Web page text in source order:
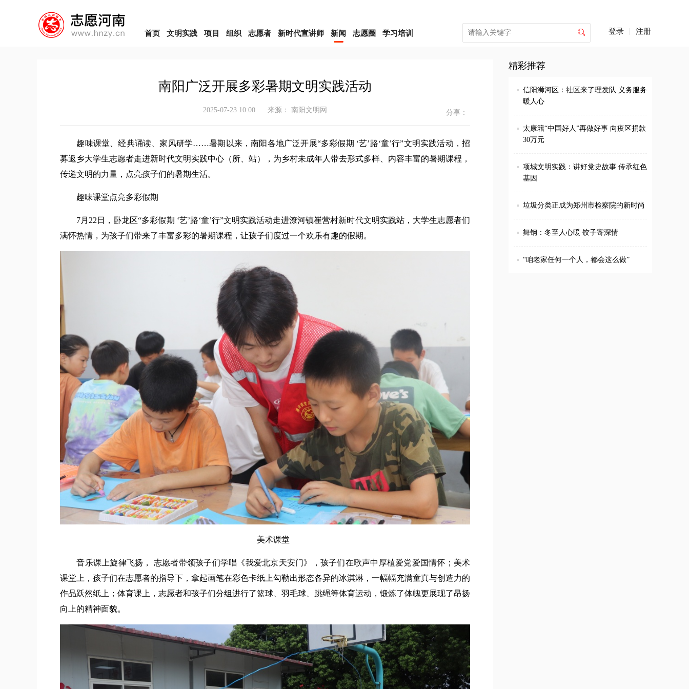
首页 文明实践 项目 组织 志愿者 新时代宣讲师 新闻 志愿圈 学习培训 注册
登录

南阳广泛开展多彩暑期文明实践活动
2025-07-23 10:00 来源： 南阳文明网 分享：
趣味课堂、经典诵读、家风研学……暑期以来，南阳各地广泛开展“多彩假期 ‘艺’路‘童’行”文明实践活动，招
募返乡大学生志愿者走进新时代文明实践中心（所、站），为乡村未成年人带去形式多样、内容丰富的暑期课程，
传递文明的力量，点亮孩子们的暑期生活。
趣味课堂点亮多彩假期
7月22日，卧龙区“多彩假期 ‘艺’路‘童’行”文明实践活动走进潦河镇崔营村新时代文明实践站，大学生志愿者们
满怀热情，为孩子们带来了丰富多彩的暑期课程，让孩子们度过一个欢乐有趣的假期。
美术课堂
音乐课上旋律飞扬， 志愿者带领孩子们学唱《我爱北京天安门》，孩子们在歌声中厚植爱党爱国情怀；美术
课堂上，孩子们在志愿者的指导下，拿起画笔在彩色卡纸上勾勒出形态各异的冰淇淋，一幅幅充满童真与创造力的
作品跃然纸上；体育课上，志愿者和孩子们分组进行了篮球、羽毛球、跳绳等体育运动，锻炼了体魄更展现了昂扬
向上的精神面貌。
精彩推荐
信阳浉河区：社区来了理发队 义务服务
暖人心
太康籍“中国好人”再做好事 向疫区捐款
30万元
项城文明实践：讲好党史故事 传承红色
基因
垃圾分类正成为郑州市检察院的新时尚
舞钢：冬至人心暖 饺子寄深情
“咱老家任何一个人，都会这么做”